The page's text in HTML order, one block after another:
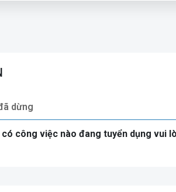
dừng
công việc nào đang tuyển dụng vui